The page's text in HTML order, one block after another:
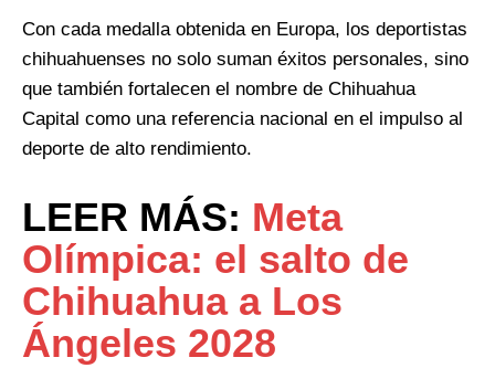
Con cada medalla obtenida en Europa, los deportistas
chihuahuenses no solo suman éxitos personales, sino
que también fortalecen el nombre de Chihuahua
Capital como una referencia nacional en el impulso al
deporte de alto rendimiento.
LEER MÁS: Meta
Olímpica: el salto de
Chihuahua a Los
Ángeles 2028